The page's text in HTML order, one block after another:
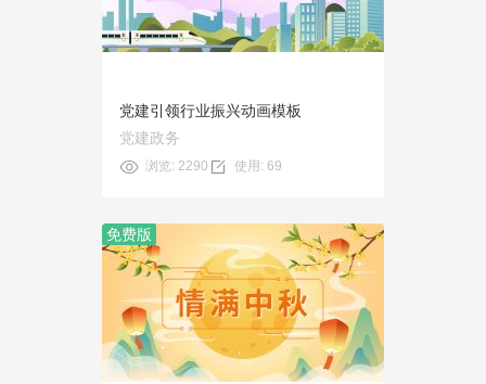
使用
党建引领行业振兴动画模板
党建政务
浏览: 2290 使用: 69
免费版
预览
使用